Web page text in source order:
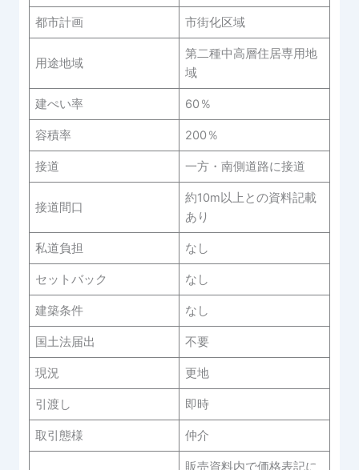
都市計画 市街化区域
用途地域
第二種中高層住居専用地
域
建ぺい率 60％
容積率 200％
接道 一方・南側道路に接道
接道間口
約10m以上との資料記載
あり
私道負担 なし
セットバック なし
建築条件 なし
国土法届出 不要
現況 更地
引渡し 即時
取引態様 仲介